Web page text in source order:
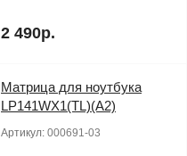
2 490р.
Матрица для ноутбука
LP141WX1(TL)(A2)
Артикул: 000691-03